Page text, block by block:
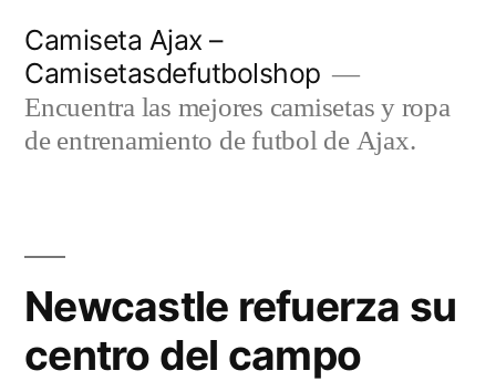
contenido
Camiseta Ajax –
Camisetasdefutbolshop
Encuentra las mejores camisetas y ropa
de entrenamiento de futbol de Ajax.
Newcastle refuerza su
centro del campo